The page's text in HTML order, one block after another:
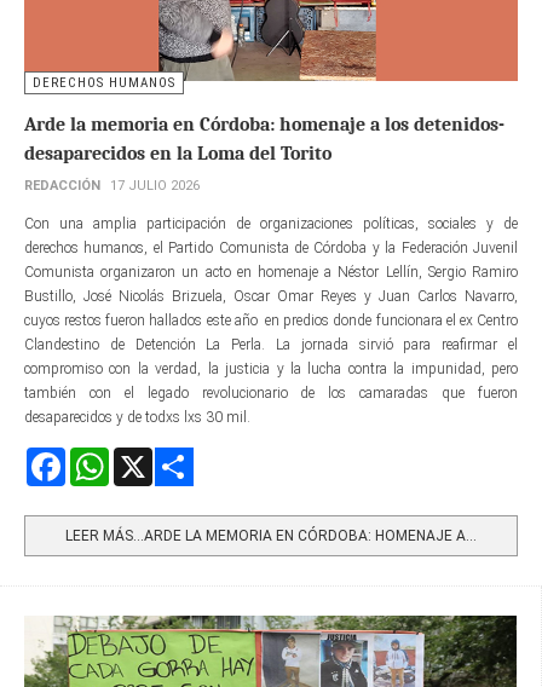
DERECHOS HUMANOS
Arde la memoria en Córdoba: homenaje a los detenidos-
desaparecidos en la Loma del Torito
REDACCIÓN 17 JULIO 2026
Con una amplia participación de organizaciones políticas, sociales y de
derechos humanos, el Partido Comunista de Córdoba y la Federación Juvenil
Comunista organizaron un acto en homenaje a Néstor Lellín, Sergio Ramiro
Bustillo, José Nicolás Brizuela, Oscar Omar Reyes y Juan Carlos Navarro,
cuyos restos fueron hallados este año en predios donde funcionara el ex Centro
Clandestino de Detención La Perla. La jornada sirvió para reafirmar el
compromiso con la verdad, la justicia y la lucha contra la impunidad, pero
también con el legado revolucionario de los camaradas que fueron
desaparecidos y de todxs lxs 30 mil.
FacebookWhatsApp
LEER MÁS…ARDE LA MEMORIA EN CÓRDOBA: HOMENAJE A...